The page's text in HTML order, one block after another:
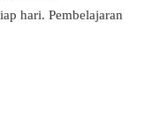
hari. Pembelajaran